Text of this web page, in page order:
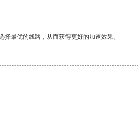
最优的线路，从而获得更好的加速效果。